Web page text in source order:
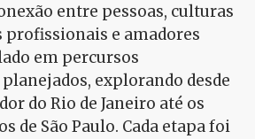
entre pessoas, culturas
profissionais e amadores
em percursos
explorando desde
do Rio de Janeiro até os
de São Paulo. Cada etapa foi